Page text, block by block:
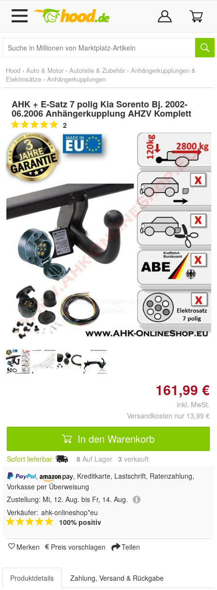
Hood › Auto & Motor › Autoteile & Zubehör › Anhängerkupplungen &
Elektrosätze › Anhängerkupplungen
AHK + E-Satz 7 polig Kia Sorento Bj. 2002-
06.2006 Anhängerkupplung AHZV Komplett
2
Doppelt antippen zum
vergrößern
161,99 €
inkl. MwSt.
Versandkosten nur 13,99 €
In den Warenkorb
Sofort lieferbar 8 Auf Lager 3 verkauft
,
, Kreditkarte, Lastschrift, Ratenzahlung,
Vorkasse per Überweisung
Zustellung: Mi, 12. Aug. bis Fr, 14. Aug.
Verkäufer: ahk-onlineshop*eu
100% positiv
Merken Preis vorschlagen Teilen
Produktdetails Zahlung, Versand & Rückgabe